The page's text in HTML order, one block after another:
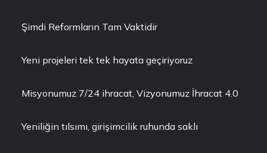
Şimdi Reformların Tam Vaktidir
Yeni projeleri tek tek hayata geçiriyoruz
Misyonumuz 7/24 ihracat, Vizyonumuz İhracat 4.0
Yeniliğin tılsımı, girişimcilik ruhunda saklı